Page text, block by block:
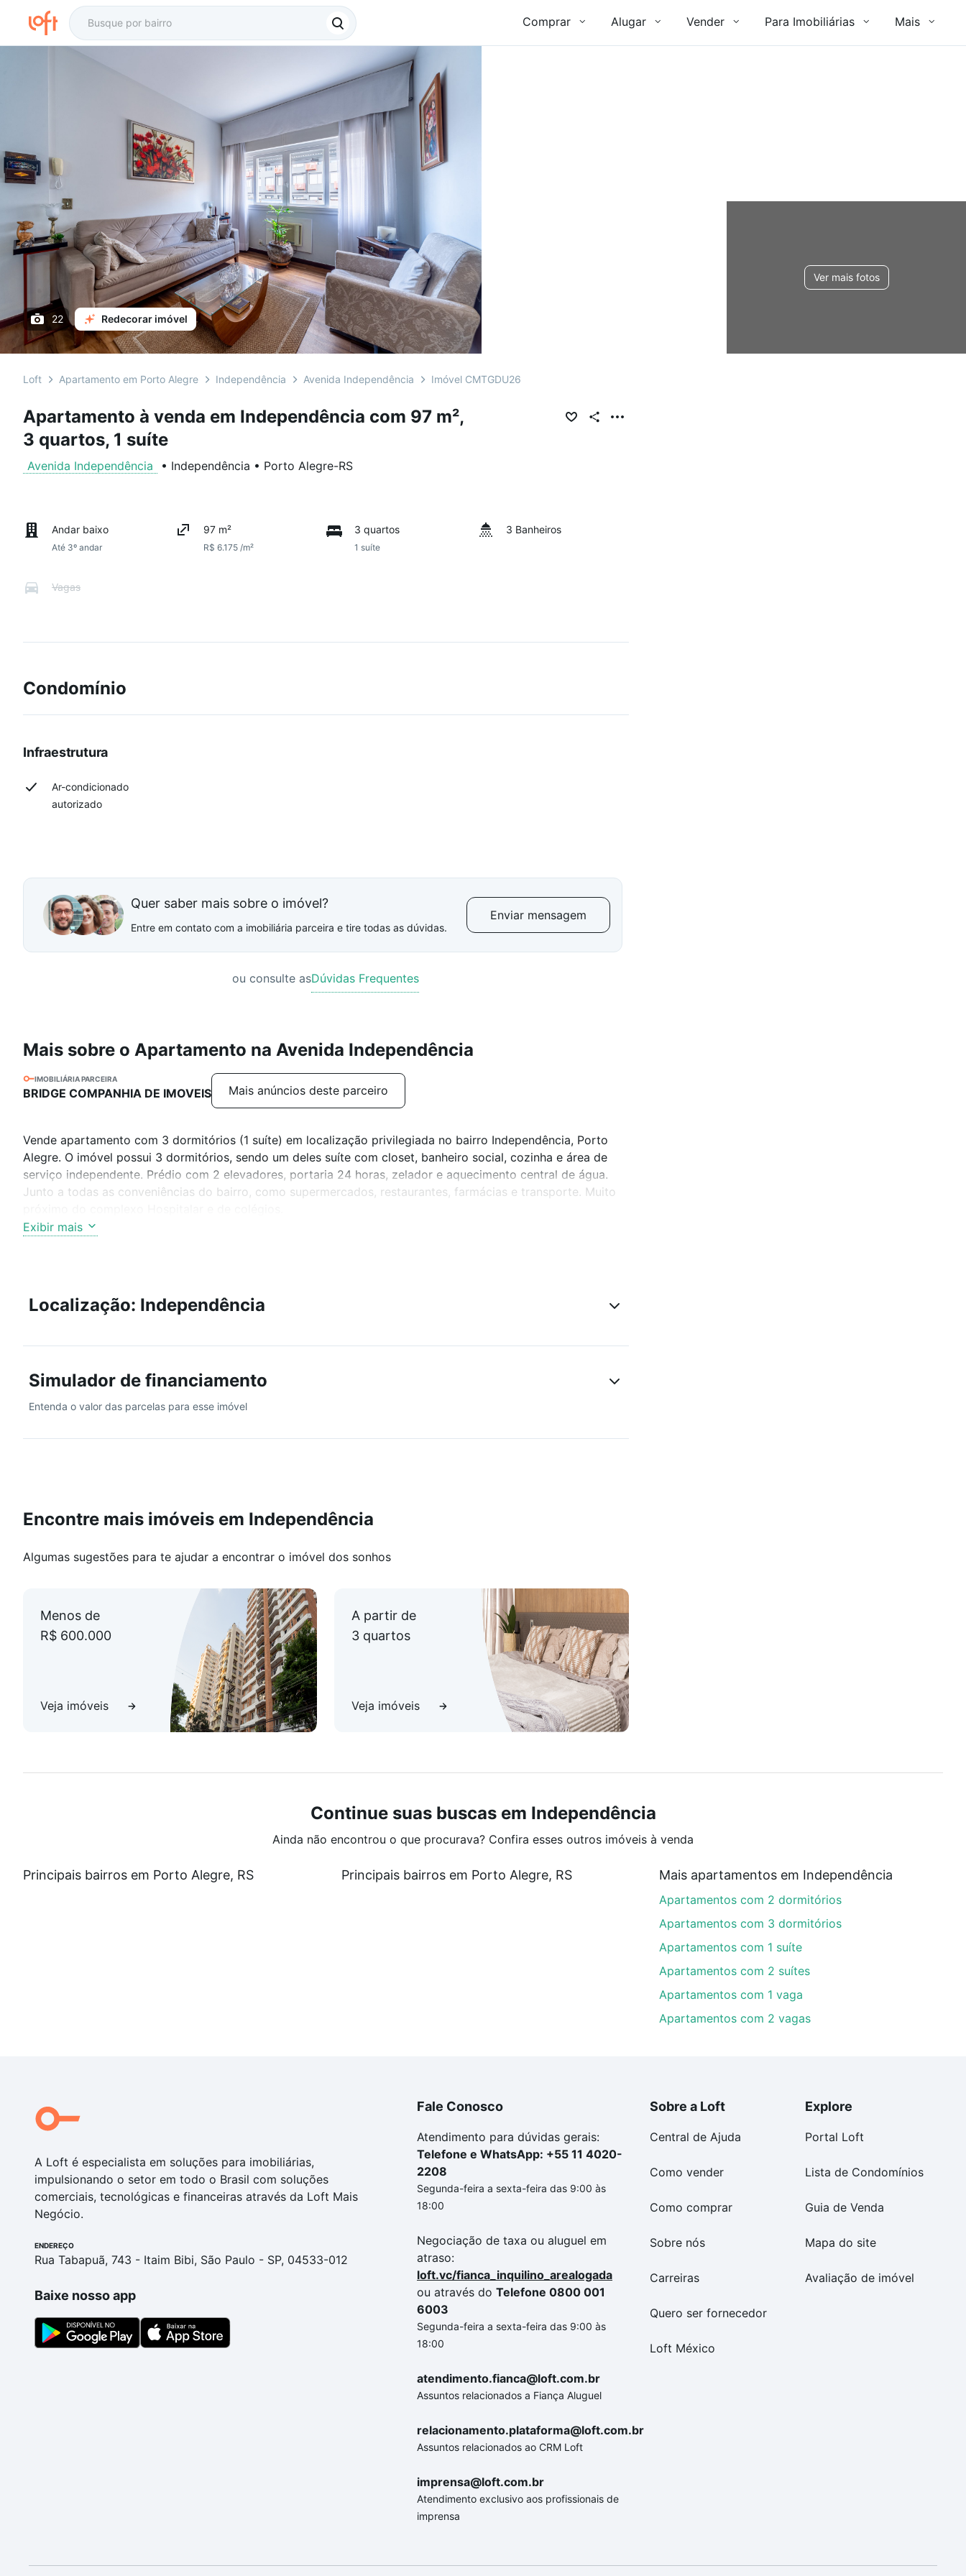
Comprar Alugar Vender Para Imobiliárias Mais
Ver mais fotos
22 Redecorar imóvel
Loft Apartamento em Porto Alegre Independência Avenida Independência Imóvel CMTGDU26
Apartamento à venda em Independência com 97 m²,
3 quartos, 1 suíte
Avenida Independência • Independência • Porto Alegre-RS
Andar baixo
Até 3º andar
97 m²
R$ 6.175 /m²
3 quartos
1 suíte
3 Banheiros
Vagas
Condomínio
Infraestrutura
Ar-condicionado
autorizado
Quer saber mais sobre o imóvel?
Entre em contato com a imobiliária parceira e tire todas as dúvidas.
Enviar mensagem
ou consulte asDúvidas Frequentes
Mais sobre o Apartamento na Avenida Independência
IMOBILIÁRIA PARCEIRA
BRIDGE COMPANHIA DE IMOVEIS Mais anúncios deste parceiro
Vende apartamento com 3 dormitórios (1 suíte) em localização privilegiada no bairro Independência, Porto
Alegre. O imóvel possui 3 dormitórios, sendo um deles suíte com closet, banheiro social, cozinha e área de
serviço independente. Prédio com 2 elevadores, portaria 24 horas, zelador e aquecimento central de água.
Junto a todas as conveniências do bairro, como supermercados, restaurantes, farmácias e transporte. Muito
Exibir mais
Localização: Independência
Simulador de financiamento
Entenda o valor das parcelas para esse imóvel
Encontre mais imóveis em Independência
Algumas sugestões para te ajudar a encontrar o imóvel dos sonhos
Menos de
R$ 600.000
Veja imóveis
A partir de
3 quartos
Veja imóveis
Continue suas buscas em Independência
Ainda não encontrou o que procurava? Confira esses outros imóveis à venda
Principais bairros em Porto Alegre, RS Principais bairros em Porto Alegre, RS Mais apartamentos em Independência
Apartamentos com 2 dormitórios
Apartamentos com 3 dormitórios
Apartamentos com 1 suíte
Apartamentos com 2 suítes
Apartamentos com 1 vaga
Apartamentos com 2 vagas
A Loft é especialista em soluções para imobiliárias,
impulsionando o setor em todo o Brasil com soluções
comerciais, tecnológicas e financeiras através da Loft Mais
Negócio.
ENDEREÇO
Rua Tabapuã, 743 - Itaim Bibi, São Paulo - SP, 04533-012
Baixe nosso app
Fale Conosco
Atendimento para dúvidas gerais:
Telefone e WhatsApp: +55 11 4020-
2208
Segunda-feira a sexta-feira das 9:00 às
18:00
Negociação de taxa ou aluguel em
atraso:
loft.vc/fianca_inquilino_arealogada
ou através do Telefone 0800 001
6003
Segunda-feira a sexta-feira das 9:00 às
18:00
atendimento.fianca@loft.com.br
Assuntos relacionados a Fiança Aluguel
relacionamento.plataforma@loft.com.br
Assuntos relacionados ao CRM Loft
imprensa@loft.com.br
Atendimento exclusivo aos profissionais de
imprensa
Sobre a Loft
Central de Ajuda
Como vender
Como comprar
Sobre nós
Carreiras
Quero ser fornecedor
Loft México
Explore
Portal Loft
Lista de Condomínios
Guia de Venda
Mapa do site
Avaliação de imóvel